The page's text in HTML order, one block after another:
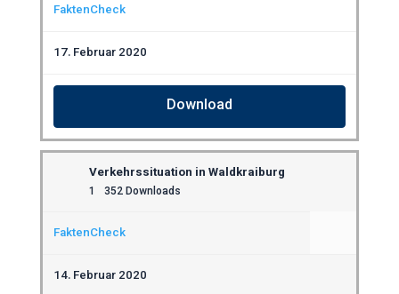
FaktenCheck
17. Februar 2020
Download
Verkehrssituation in Waldkraiburg
1 352 Downloads
FaktenCheck
14. Februar 2020